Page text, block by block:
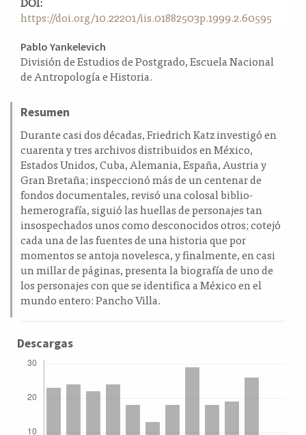
a
l
a
t
e
r
l
https://doi.org/10.22201/iis.01882503p.1999.2.60595
Contenido
principal
del
artículo
Pablo Yankelevich
División de Estudios de Postgrado, Escuela Nacional
de Antropología e Historia.
Resumen
Durante casi dos décadas, Friedrich Katz investigó en
cuarenta y tres archivos distribuidos en México,
Estados Unidos, Cuba, Alemania, España, Austria y
Gran Bretaña; inspeccionó más de un centenar de
fondos documentales, revisó una colosal biblio-
hemerografía, siguió las huellas de personajes tan
insospechados unos como desconocidos otros; cotejó
cada una de las fuentes de una historia que por
momentos se antoja novelesca, y finalmente, en casi
un millar de páginas, presenta la biografía de uno de
los personajes con que se identifica a México en el
mundo entero: Pancho Villa.
Descargas